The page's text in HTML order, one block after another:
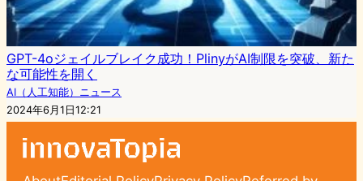
GPT-4oジェイルブレイク成功！PlinyがAI制限を突破、新た
な可能性を開く
AI（人工知能）ニュース
2024年6月1日12:21